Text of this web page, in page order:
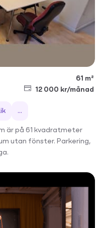
61 m²
12 000 kr/månad
...
är på 61 kvadratmeter
utan fönster. Parkering,